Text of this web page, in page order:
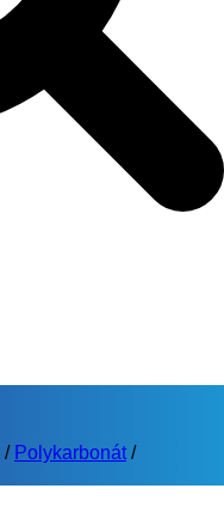
/ Polykarbonát/